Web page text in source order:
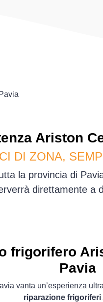
Ariston
DI ZONA,
la provincia di
direttamente a
frigorifero
Pavia
vanta un’esperienza
riparazione frigoriferi